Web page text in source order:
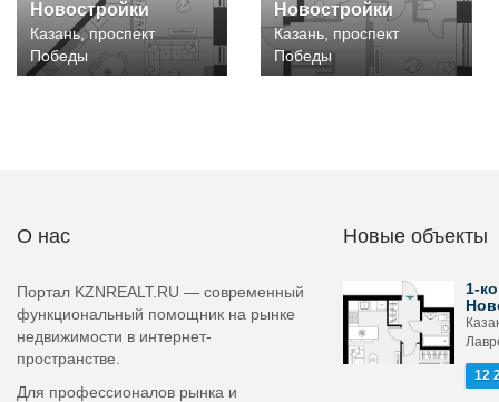
Новостройки
Казань, проспект
Победы
Новостройки
Казань, проспект
Победы
О нас
Портал KZNREALT.RU — современный
функциональный помощник на рынке
недвижимости в интернет-
пространстве.
Для профессионалов рынка и
Новые объекты
1-
12